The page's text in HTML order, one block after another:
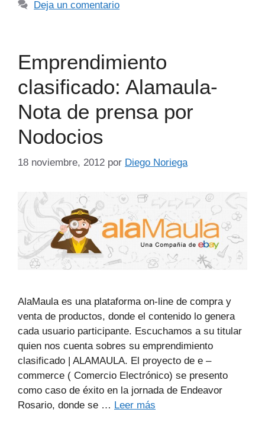
Deja un comentario
Emprendimiento
clasificado: Alamaula-
Nota de prensa por
Nodocios
18 noviembre, 2012 por Diego Noriega
AlaMaula es una plataforma on-line de compra y
venta de productos, donde el contenido lo genera
cada usuario participante. Escuchamos a su titular
quien nos cuenta sobres su emprendimiento
clasificado | ALAMAULA. El proyecto de e –
commerce ( Comercio Electrónico) se presento
como caso de éxito en la jornada de Endeavor
Rosario, donde se … Leer más